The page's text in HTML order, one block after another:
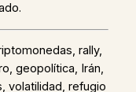
rally,
geopolítica, Irán,
volatilidad, refugio